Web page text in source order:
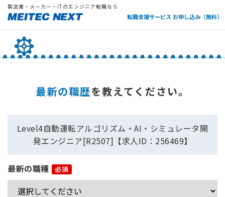
製造業・メーカー・ITのエンジニア転職なら
転職支援サービス お申し込み（無料）
最新の職歴を教えてください。
Level4自動運転アルゴリズム・AI・シミュレータ開
発エンジニア[R2507]【求人ID：256469】
最新の職種